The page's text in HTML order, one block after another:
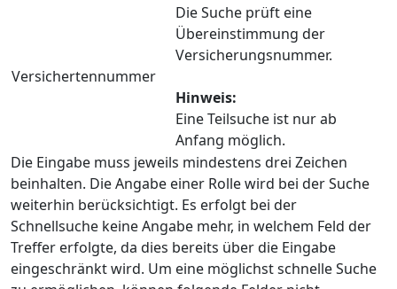
Versichertennummer
Die Suche prüft eine
Übereinstimmung der
Versicherungsnummer.
Hinweis:
Eine Teilsuche ist nur ab
Anfang möglich.
Die Eingabe muss jeweils mindestens drei Zeichen
beinhalten. Die Angabe einer Rolle wird bei der Suche
weiterhin berücksichtigt. Es erfolgt bei der
Schnellsuche keine Angabe mehr, in welchem Feld der
Treffer erfolgte, da dies bereits über die Eingabe
eingeschränkt wird. Um eine möglichst schnelle Suche